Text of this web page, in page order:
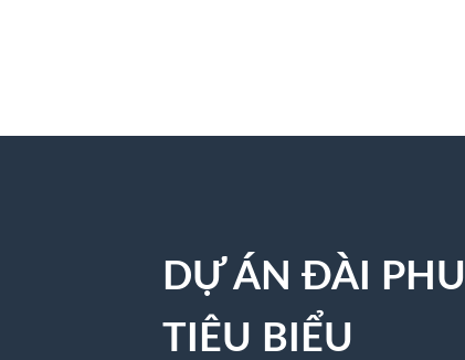
DỰ ÁN ĐÀI
TIÊU BIỂU